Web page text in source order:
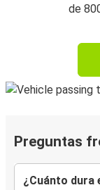
de
Preguntas
¿Cuánto dura